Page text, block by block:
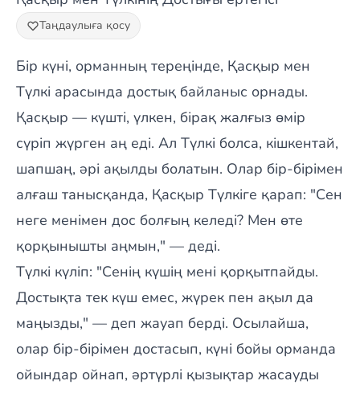
Таңдаулыға қосу
Бір күні, орманның тереңінде, Қасқыр мен
Түлкі арасында достық байланыс орнады.
Қасқыр — күшті, үлкен, бірақ жалғыз өмір
сүріп жүрген аң еді. Ал Түлкі болса, кішкентай,
шапшаң, әрі ақылды болатын. Олар бір-бірімен
алғаш танысқанда, Қасқыр Түлкіге қарап: "Сен
неге менімен дос болғың келеді? Мен өте
қорқынышты аңмын," — деді.
Түлкі күліп: "Сенің күшің мені қорқытпайды.
Достықта тек күш емес, жүрек пен ақыл да
маңызды," — деп жауап берді. Осылайша,
олар бір-бірімен достасып, күні бойы орманда
ойындар ойнап, әртүрлі қызықтар жасауды